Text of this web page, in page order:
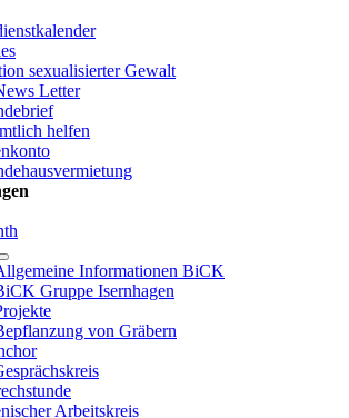
sexualisierter Gewalt
Letter
helfen
Informationen BiCK
Gruppe Isernhagen
von Gräbern
Arbeitskreis